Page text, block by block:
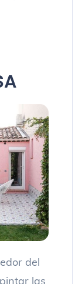
del
las